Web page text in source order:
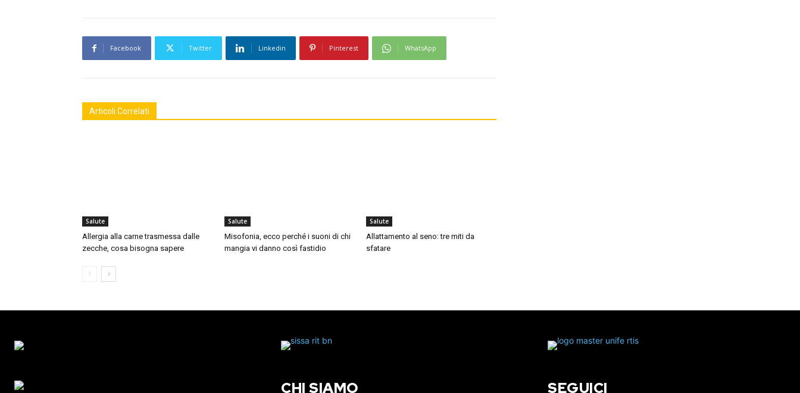
Facebook Twitter Linkedin Pinterest WhatsApp
Articoli Correlati
Salute
Allergia alla carne trasmessa dalle
zecche, cosa bisogna sapere
Salute
Misofonia, ecco perché i suoni di chi
mangia vi danno così fastidio
Salute
Allattamento al seno: tre miti da
sfatare
CHI SIAMO SEGUICI